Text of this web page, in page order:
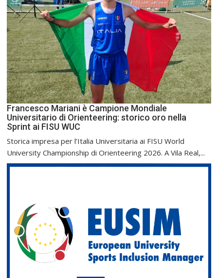
Francesco Mariani è Campione Mondiale
Universitario di Orienteering: storico oro nella
Sprint ai FISU WUC
Storica impresa per l’Italia Universitaria ai FISU World
University Championship di Orienteering 2026. A Vila Real,...